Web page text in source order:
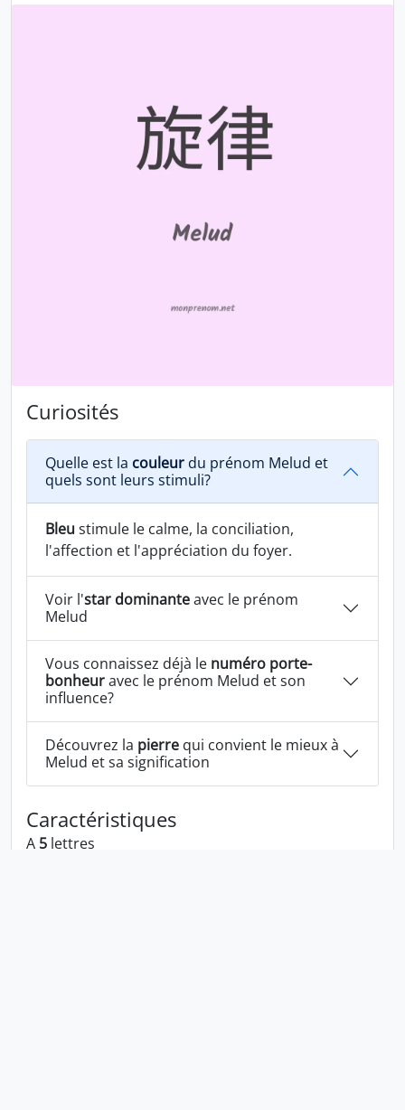
Curiosités
Quelle est la couleur du prénom Melud et
quels sont leurs stimuli?
Bleu stimule le calme, la conciliation,
l'affection et l'appréciation du foyer.
Voir l'star dominanteavec le prénom
Melud
Vous connaissez déjà le numéro porte-
bonheuravec le prénom Melud et son
influence?
Découvrez la pierre qui convient le mieux à
Melud et sa signification
Caractéristiques
A 5 lettres